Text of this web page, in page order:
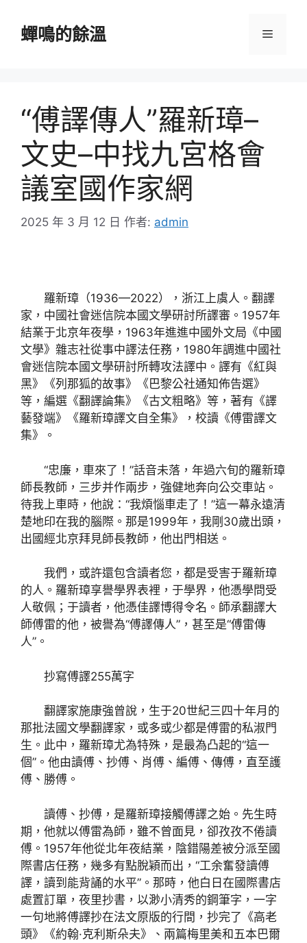
蟬鳴的餘溫 選
“傅譯傳人”羅新璋–
文史–中找九宮格會
議室國作家網
2025 年 3 月 12 日 作者: admin
羅新璋（1936—2022），浙江上虞人。翻譯
家，中國社會迷信院本國文學研討所譯審。1957年
結業于北京年夜學，1963年進進中國外文局《中國
文學》雜志社從事中譯法任務，1980年調進中國社
會迷信院本國文學研討所轉攻法譯中。譯有《紅與
黑》《列那狐的故事》《巴黎公社通知佈告選》
等，編選《翻譯論集》《古文粗略》等，著有《譯
藝發端》《羅新璋譯文自全集》，校讀《傅雷譯文
集》。
“忠廉，車來了！”話音未落，年過六旬的羅新璋
師長教師，三步并作兩步，強健地奔向公交車站。
待我上車時，他說：“我煩惱車走了！”這一幕永遠清
楚地印在我的腦際。那是1999年，我剛30歲出頭，
出國經北京拜見師長教師，他出門相送。
我們，或許還包含讀者您，都是受害于羅新璋
的人。羅新璋享譽學界表裡，于學界，他憑學問受
人敬佩；于讀者，他憑佳譯博得令名。師承翻譯大
師傅雷的他，被譽為“傅譯傳人”，甚至是“傅雷傳
人”。
抄寫傅譯255萬字
翻譯家施康強曾說，生于20世紀三四十年月的
那批法國文學翻譯家，或多或少都是傅雷的私淑門
生。此中，羅新璋尤為特殊，是最為凸起的“這一
個”。他由讀傅、抄傅、肖傅、編傅、傳傅，直至護
傅、勝傅。
讀傅、抄傅，是羅新璋接觸傅譯之始。先生時
期，他就以傅雷為師，雖不曾面見，卻孜孜不倦讀
傅。1957年他從北年夜結業，陰錯陽差被分派至國
際書店任務，幾多有點脫穎而出，“工余奮發讀傅
譯，讀到能背誦的水平”。那時，他白日在國際書店
處置訂單，夜里抄書，以渺小清秀的鋼筆字，一字
一句地將傅譯抄在法文原版的行間，抄完了《高老
頭》《約翰·克利斯朵夫》、兩篇梅里美和五本巴爾